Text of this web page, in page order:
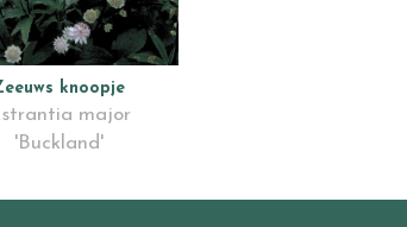
knoopje
major
'Buckland'